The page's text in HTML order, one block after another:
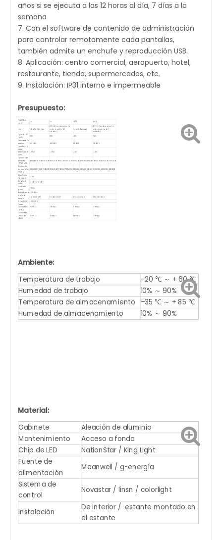
años si se ejecuta a las 12 horas al día, 7 días a la
semana
7. Con el software de contenido de administración
para controlar remotamente cada pantallas,
también admite un enchufe y reproducción USB.
8. Aplicación: centro comercial, aeropuerto, hotel,
restaurante, tienda, supermercados, etc.
9. Instalación: IP31 interno e impermeable
Presupuesto:
Pixel Pitch
(mm)
1.5 1.5 1.875 1.875
Uso Estante liderado
LED de la cabeza (en la
parte superior del
estante)
Estante liderado
LED de la cabeza (en la
parte superior del
estante)
Tipo de LED
(SMD)
1415
1415
Densidad de
píxeles
(punto/㎡)
409600 409600 284500 284500
Mejor
distancia de
vista
> 1.5m > 1.5m > 2m > 2m
Tamaño de
pantalla
(W*H) MM
600x60 900x601200x60 600x240 900x2401200x240 600x60 900x60 1200x60 600x240 900x240 1200x240
Resolución
de pantalla
(DOT)
384x38 576x38 768x38 384x154 576x154 768x154 320x32 480x32 640x32 320x128 480x128 640x128
Brightnees
(liendres)
> 900
Ángulo de
vista
H: 160 ° / V: 160 °
Escala de
grises
16 bits
Actualización > 3840Hz
Modo de
buceo
Escaneo 1/27 Escaneo 1/27 1/32 escaneo
1/32 escaneo
Vida útil (h)
> 100,000
Power
COMSUNUD
(Max.)
750W/㎡ 750W/㎡ 798W/㎡ 798W/㎡
COMSUNDE
DE PODER
(Ave).
250W/㎡ 250W/㎡ 260W/㎡ 260W/㎡
Ambiente:
Temperatura de trabajo
–20 ℃ ～ + 60 ℃
Humedad de trabajo
10% ～ 90%
Temperatura de almacenamiento
–35 ℃ ～ + 85 ℃
Humedad de almacenamiento
10% ～ 90%
Material:
Gabinete
Aleación de aluminio
Mantenimiento
Acceso a fondo
Chip de LED
NationStar / King Light
Fuente de
alimentación
Meanwell / g-energía
Sistema de
control
Novastar / linsn / colorlight
Instalación
De interior / estante montado en
el estante